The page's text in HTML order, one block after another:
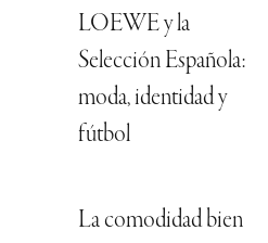
LOEWE y la
Selección Española:
moda, identidad y
fútbol
La comodidad bien